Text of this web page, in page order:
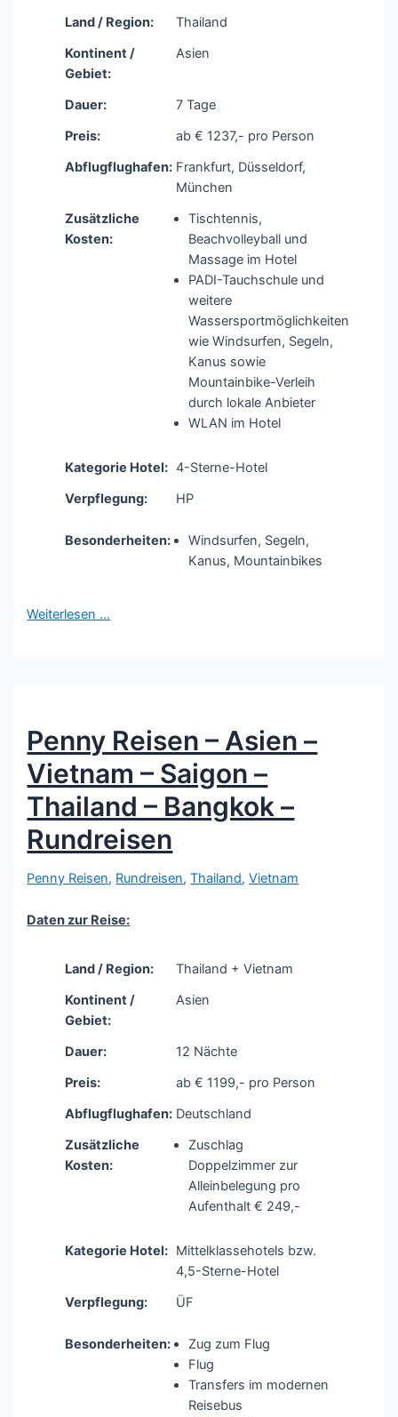
Land / Region:
Thailand
Kontinent /
Gebiet:
Asien
Dauer:
7 Tage
Preis:
ab € 1237,- pro Person
Abflugflughafen: Frankfurt, Düsseldorf,
München
Zusätzliche
Kosten:
Tischtennis,
Beachvolleyball und
Massage im Hotel
PADI-Tauchschule und
weitere
Wassersportmöglichkeiten
wie Windsurfen, Segeln,
Kanus sowie
Mountainbike-Verleih
durch lokale Anbieter
WLAN im Hotel
Kategorie Hotel: 4-Sterne-Hotel
Verpflegung:
HP
Besonderheiten:
Windsurfen, Segeln,
Kanus, Mountainbikes
Weiterlesen …
Penny Reisen – Asien –
Vietnam – Saigon –
Thailand – Bangkok –
Rundreisen
Penny Reisen, Rundreisen,Thailand,Vietnam
Daten zur Reise:
Land / Region:
Thailand + Vietnam
Kontinent /
Gebiet:
Asien
Dauer:
12 Nächte
Preis:
ab € 1199,- pro Person
Abflugflughafen: Deutschland
Zusätzliche
Kosten:
Zuschlag
Doppelzimmer zur
Alleinbelegung pro
Aufenthalt € 249,-
Kategorie Hotel: Mittelklassehotels bzw.
4,5-Sterne-Hotel
Verpflegung:
ÜF
Besonderheiten:
Zug zum Flug
Flug
Transfers im modernen
Reisebus